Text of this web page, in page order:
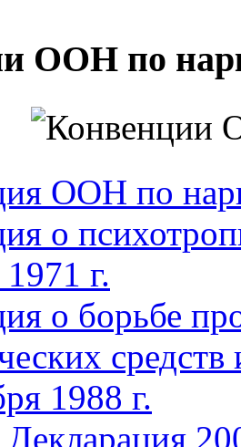
ООН по
ООН по
о
г.
о борьбе
1988 г.
Декларация